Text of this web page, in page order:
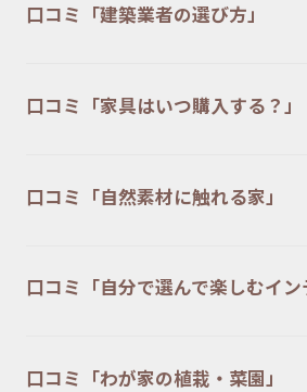
口コミ「建築業者の選び方」
口コミ「家具はいつ購入する？」
口コミ「自然素材に触れる家」
口コミ「自分で選んで楽しむイン
口コミ「わが家の植栽・菜園」